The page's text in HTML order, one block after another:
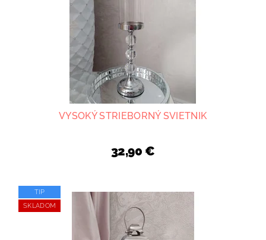
VYSOKÝ STRIEBORNÝ SVIETNIK
32,90 €
TIP
SKLADOM